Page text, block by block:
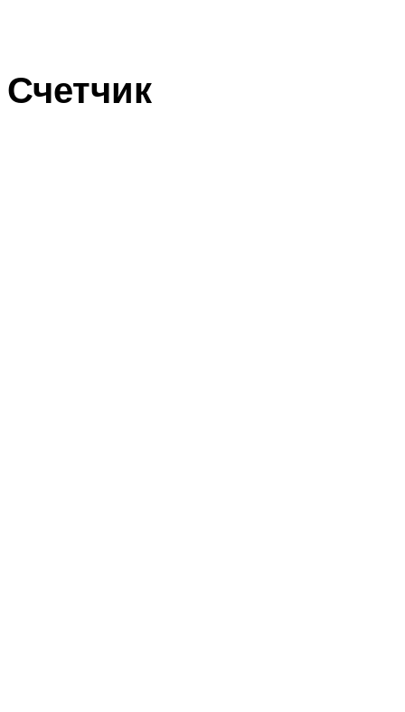
Счетчик